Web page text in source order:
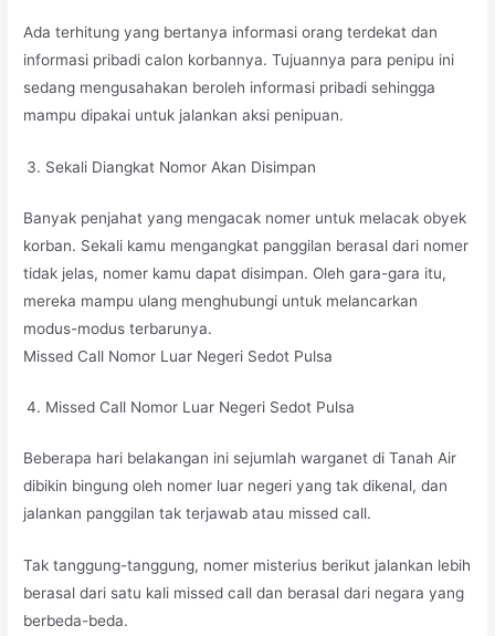
Ada terhitung yang bertanya informasi orang terdekat dan
informasi pribadi calon korbannya. Tujuannya para penipu ini
sedang mengusahakan beroleh informasi pribadi sehingga
mampu dipakai untuk jalankan aksi penipuan.
Sekali Diangkat Nomor Akan Disimpan
Banyak penjahat yang mengacak nomer untuk melacak obyek
korban. Sekali kamu mengangkat panggilan berasal dari nomer
tidak jelas, nomer kamu dapat disimpan. Oleh gara-gara itu,
mereka mampu ulang menghubungi untuk melancarkan
modus-modus terbarunya.
Missed Call Nomor Luar Negeri Sedot Pulsa
Missed Call Nomor Luar Negeri Sedot Pulsa
Beberapa hari belakangan ini sejumlah warganet di Tanah Air
dibikin bingung oleh nomer luar negeri yang tak dikenal, dan
jalankan panggilan tak terjawab atau missed call.
Tak tanggung-tanggung, nomer misterius berikut jalankan lebih
berasal dari satu kali missed call dan berasal dari negara yang
berbeda-beda.